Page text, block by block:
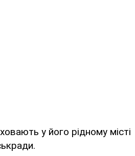
у його рідному місті